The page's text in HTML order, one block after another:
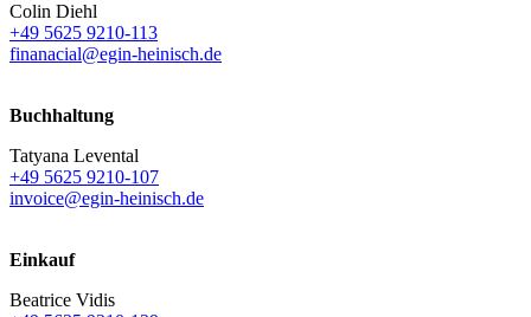
Colin Diehl
+49 5625 9210-113
finanacial@egin-heinisch.de
Buchhaltung
Tatyana Levental
+49 5625 9210-107
invoice@egin-heinisch.de
Einkauf
Beatrice Vidis